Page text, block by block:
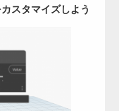
スタマイズしよう
C#